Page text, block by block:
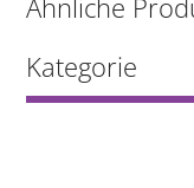
Ähnliche
Kategorie